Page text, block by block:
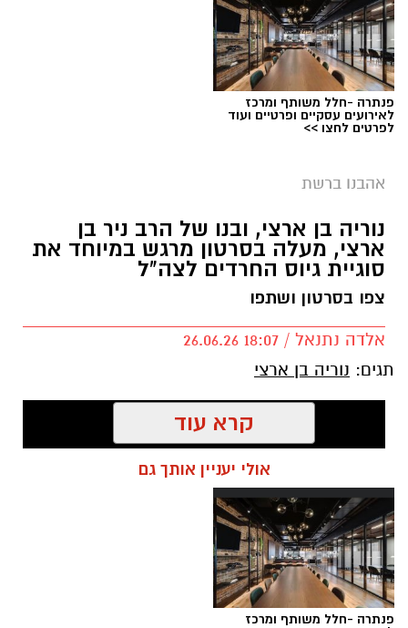
פנתרה -חלל משותף ומרכז
לאירועים עסקיים ופרטיים ועוד
לפרטים לחצו >>
אהבנו ברשת
נוריה בן ארצי, ובנו של הרב ניר בן
ארצי, מעלה בסרטון מרגש במיוחד את
סוגיית גיוס החרדים לצה"ל
צפו בסרטון ושתפו
אלדה נתנאל / 18:07 26.06.26
תגים: נוריה בן ארצי
קרא עוד
אולי יעניין אותך גם
פנתרה -חלל משותף ומרכז